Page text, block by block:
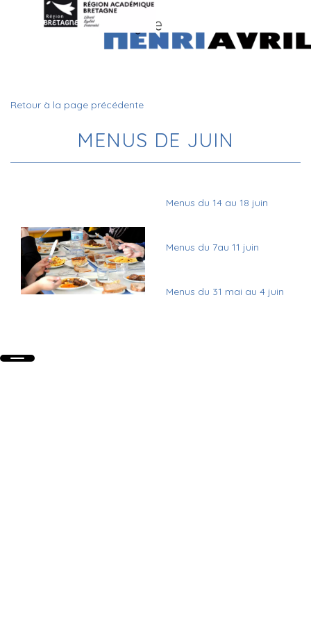
Retour à la page précédente
MENUS DE JUIN
Menus du 14 au 18 juin
Menus du 7au 11 juin
Menus du 31 mai au 4 juin